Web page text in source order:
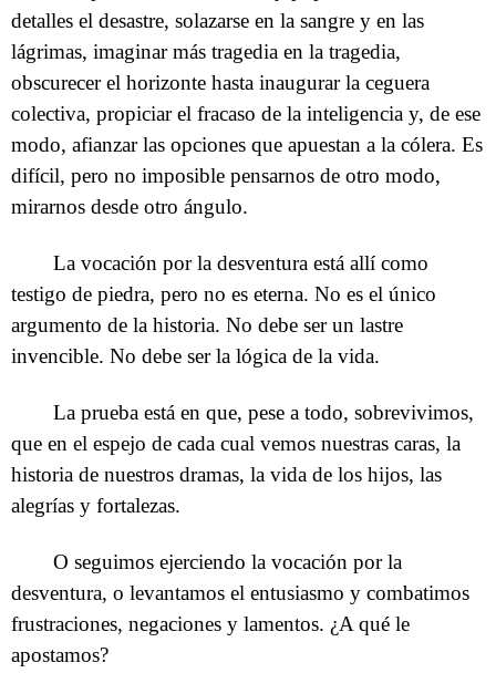
detalles el desastre, solazarse en la sangre y en las
lágrimas, imaginar más tragedia en la tragedia,
obscurecer el horizonte hasta inaugurar la ceguera
colectiva, propiciar el fracaso de la inteligencia y, de ese
modo, afianzar las opciones que apuestan a la cólera. Es
difícil, pero no imposible pensarnos de otro modo,
mirarnos desde otro ángulo.
La vocación por la desventura está allí como
testigo de piedra, pero no es eterna. No es el único
argumento de la historia. No debe ser un lastre
invencible. No debe ser la lógica de la vida.
La prueba está en que, pese a todo, sobrevivimos,
que en el espejo de cada cual vemos nuestras caras, la
historia de nuestros dramas, la vida de los hijos, las
alegrías y fortalezas.
O seguimos ejerciendo la vocación por la
desventura, o levantamos el entusiasmo y combatimos
frustraciones, negaciones y lamentos. ¿A qué le
apostamos?